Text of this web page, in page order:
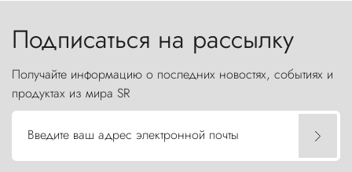
Подписаться на рассылку
Получайте информацию о последних новостях, событиях и
продуктах из мира SR
Введите ваш адрес электронной почты